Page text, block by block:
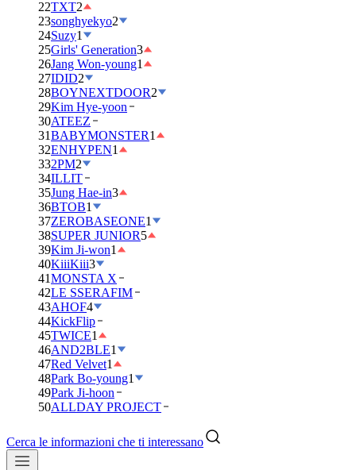
22TXT2
23songhyekyo2
24Suzy1
25Girls' Generation3
26Jang Won-young1
27IDID2
28BOYNEXTDOOR2
29Kim Hye-yoon
30ATEEZ
31BABYMONSTER1
32ENHYPEN1
332PM2
34ILLIT
35Jung Hae-in3
36BTOB1
37ZEROBASEONE1
38SUPER JUNIOR5
39Kim Ji-won1
40KiiiKiii3
41MONSTA X
42LE SSERAFIM
43AHOF4
44KickFlip
45TWICE1
46AND2BLE1
47Red Velvet1
48Park Bo-young1
49Park Ji-hoon
50ALLDAY PROJECT
Cerca le informazioni che ti interessano